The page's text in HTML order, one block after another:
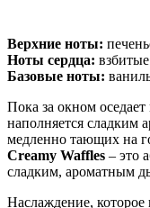
Верхние ноты:
Ноты сердца:
Базовые ноты:
Пока за окном
наполняется сладким
медленно тающих на
Creamy Waffles – это
сладким, ароматным
Наслаждение, которое